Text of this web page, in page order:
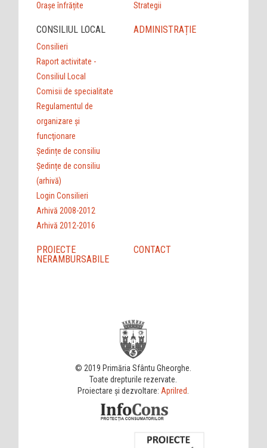
Orașe înfrățite
Strategii
CONSILIUL LOCAL
Consilieri
Raport activitate -
Consiliul Local
Comisii de specialitate
Regulamentul de
organizare şi
funcţionare
Ședințe de consiliu
Ședințe de consiliu
(arhivă)
Login Consilieri
Arhivă 2008-2012
Arhivă 2012-2016
ADMINISTRAȚIE
PROIECTE
NERAMBURSABILE
CONTACT
© 2019 Primăria Sfântu Gheorghe.
Toate drepturile rezervate.
Proiectare și dezvoltare:Aprilred.